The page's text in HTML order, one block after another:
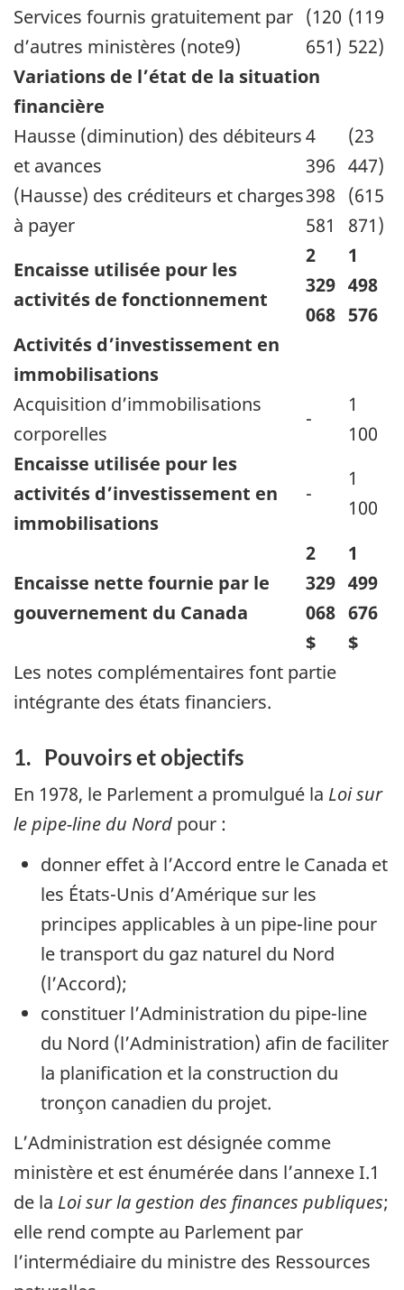
Services fournis gratuitement par
d’autres ministères (note9)
(120
651)
(119
522)
Variations de l’état de la situation
financière
Hausse (diminution) des débiteurs
et avances
4
396
(23
447)
(Hausse) des créditeurs et charges
à payer
398
581
(615
871)
Encaisse utilisée pour les
activités de fonctionnement
2
329
068
1
498
576
Activités d’investissement en
immobilisations
Acquisition d’immobilisations
corporelles
-
1
100
Encaisse utilisée pour les
activités d’investissement en
immobilisations
-
1
100
Encaisse nette fournie par le
gouvernement du Canada
2
329
068
$
1
499
676
$
Les notes complémentaires font partie
intégrante des états financiers.
1. Pouvoirs et objectifs
En 1978, le Parlement a promulgué la Loi sur
le pipe-line du Nord pour :
donner effet à l’Accord entre le Canada et
les États-Unis d’Amérique sur les
principes applicables à un pipe-line pour
le transport du gaz naturel du Nord
(l’Accord);
constituer l’Administration du pipe-line
du Nord (l’Administration) afin de faciliter
la planification et la construction du
tronçon canadien du projet.
L’Administration est désignée comme
ministère et est énumérée dans l’annexe I.1
de la Loi sur la gestion des finances publiques;
elle rend compte au Parlement par
l’intermédiaire du ministre des Ressources